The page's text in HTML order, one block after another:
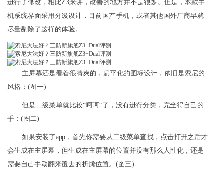
进行了修改，相比Z3来讲，改善的地方并不是很多。但是，本款手
机系统界面采用分级设计，目前国产手机，或者其他国外厂商早就
尽量剔除了这样的体验。
主屏幕还是看着很清爽的，扁平化的图标设计，依旧是索尼的
风格；(图一)
但是二级菜单就比较“呵呵”了，没有进行分类，完全得自己的
手；(图二)
如果安装了app，首先你需要从二级菜单查找，点击打开之后才
会生成在主屏幕，但生成在主屏幕的位置并没有那么人性化，还是
需要自己手动翻来覆去的折腾位置。(图三)